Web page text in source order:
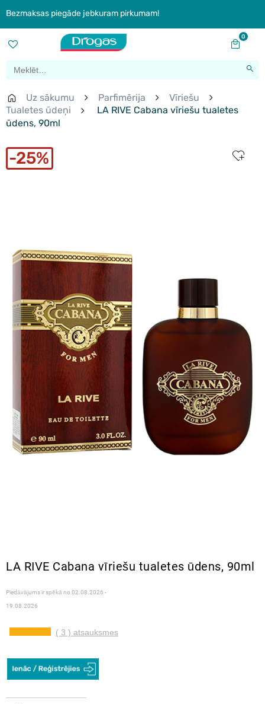
Bezmaksas piegāde jebkuram pirkumam!
0
Uz sākumu Parfimērija
Vīriešu
Tualetes ūdeņi
LA RIVE Cabana vīriešu tualetes
ūdens, 90ml
25%
LA RIVE Cabana vīriešu tualetes ūdens, 90ml
Piedāvājums ir spēkā no 02.08.2026 -
19.08.2026
( 3 ) atsauksmes